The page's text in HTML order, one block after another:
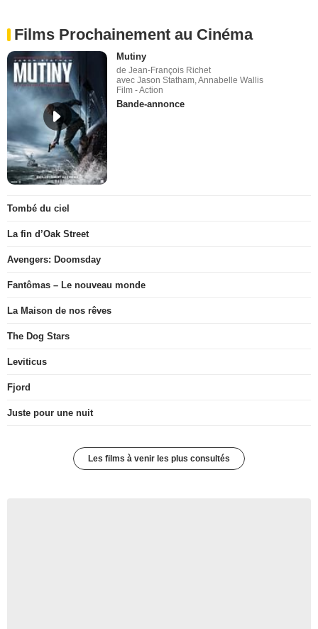
Films Prochainement au Cinéma
Mutiny
de Jean-François Richet
avec Jason Statham, Annabelle Wallis
Film - Action
Bande-annonce
Tombé du ciel
La fin d’Oak Street
Avengers: Doomsday
Fantômas – Le nouveau monde
La Maison de nos rêves
The Dog Stars
Leviticus
Fjord
Juste pour une nuit
Les films à venir les plus consultés